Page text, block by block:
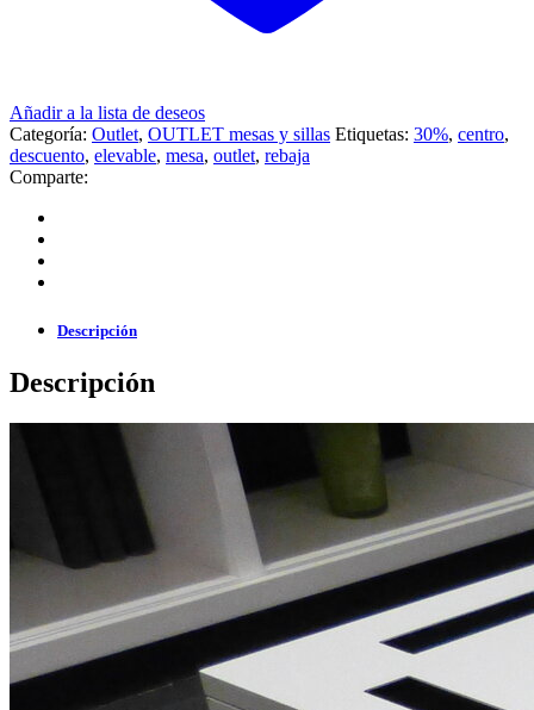
Añadir a la lista de deseos
Categoría: Outlet, OUTLET mesas y sillas Etiquetas: 30%, centro,
descuento, elevable, mesa, outlet, rebaja
Comparte:
Descripción
Descripción